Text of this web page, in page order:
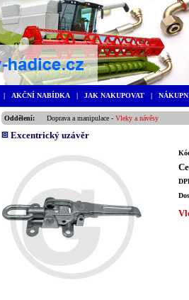
| AKČNÍ NABÍDKA | JAK NAKUPOVAT |
Oddělení: Doprava a manipulace - Vleky a návěsy
Excentrický uzávěr